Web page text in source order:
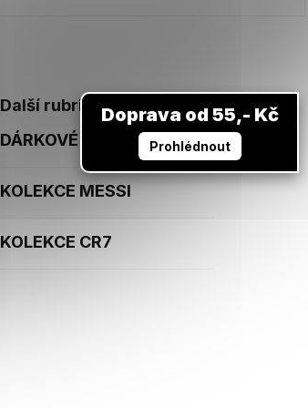
Další rubriky
DÁRKOVÉ POUKAZY
KOLEKCE MESSI
KOLEKCE CR7
Doprava od 55,- Kč
Prohlédnout